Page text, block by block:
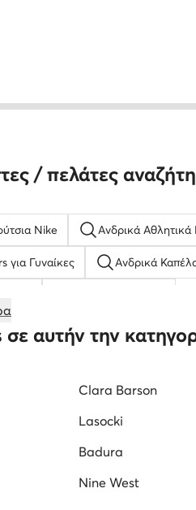
/ πελάτες
Nike Ανδρικά Αθλητικά
για Γυναίκες Ανδρικά
desigual τσαντεσ
Γυναικείες Γόβες DeeZee
αυτήν την
Clara Barson
Lasocki
Badura
Nine West